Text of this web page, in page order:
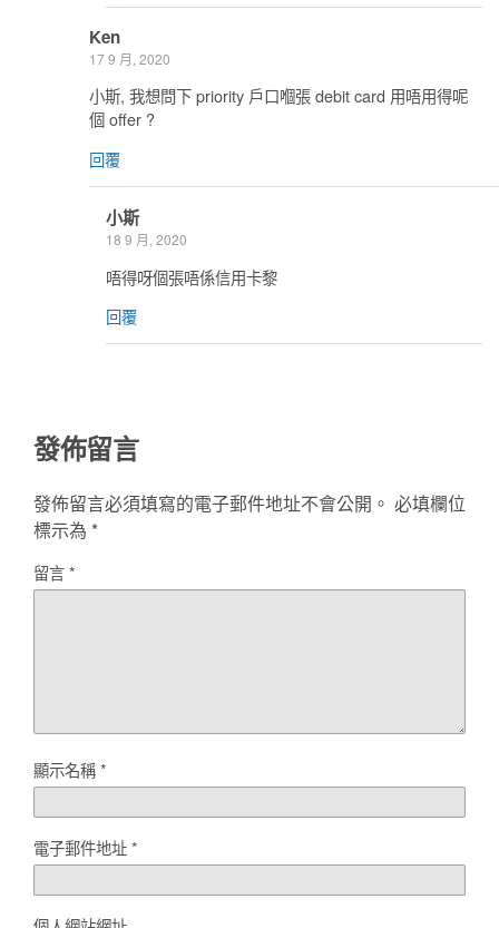
Ken
17 9 月, 2020
小斯, 我想問下 priority 戶口嗰張 debit card 用唔用得呢
個 offer ?
回覆
小斯
18 9 月, 2020
唔得呀個張唔係信用卡黎
回覆
發佈留言
發佈留言必須填寫的電子郵件地址不會公開。 必填欄位
標示為 *
留言*
顯示名稱*
電子郵件地址*